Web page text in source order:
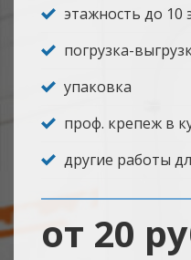
этажность до 10
погрузка-
упаковка
проф. крепеж в
другие работы
от 20